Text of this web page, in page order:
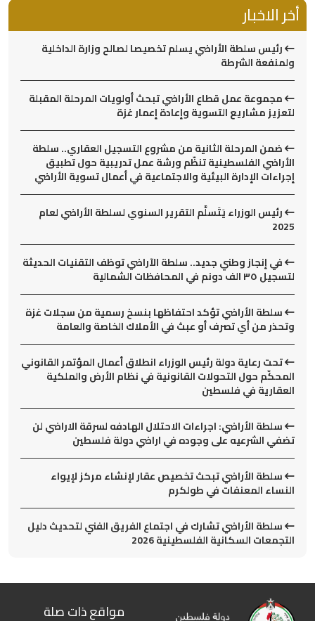
أخر الاخبار
رئيس سلطة الأراضي يسلم تخصيصا لصالح وزارة الداخلية
ولمنفعة الشرطة
مجموعة عمل قطاع الأراضي تبحث أولويات المرحلة المقبلة
لتعزيز مشاريع التسوية وإعادة إعمار غزة
ضمن المرحلة الثانية من مشروع التسجيل العقاري.. سلطة
الأراضي الفلسطينية تنظّم ورشة عمل تدريبية حول تطبيق
إجراءات الإدارة البيئية والاجتماعية في أعمال تسوية الأراضي
رئيس الوزراء يَتَسلَّم التقرير السنوي لسلطة الأراضي لعام
2025
في إنجاز وطني جديد.. سلطة الآراضي توظف التقنيات الحديثة
لتسجيل ٣٥ الف دونم في المحافظات الشمالية
سلطة الأراضي تؤكد احتفاظها بنسخ رسمية من سجلات غزة
وتحذر من أي تصرف أو عبث في الأملاك الخاصة والعامة
تحت رعاية دولة رئيس الوزراء انطلاق أعمال المؤتمر القانوني
المحكّم حول التحولات القانونية في نظام الأرض والملكية
العقارية في فلسطين
سلطة الأراضي: اجراءات الاحتلال الهادفه لسرقة الاراضي لن
تضفي الشرعيه على وجوده في اراضي دولة فلسطين
سلطة الأراضي تبحث تخصيص عقار لإنشاء مركز لإيواء
النساء المعنفات في طولكرم
سلطة الأراضي تشارك في اجتماع الفريق الفني لتحديث دليل
التجمعات السكانية الفلسطينية 2026
مواقع ذات صلة